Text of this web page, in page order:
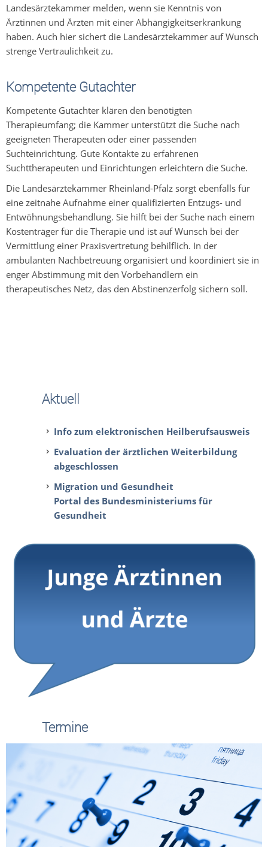
Landesärztekammer melden, wenn sie Kenntnis von
Ärztinnen und Ärzten mit einer Abhängigkeitserkrankung
haben. Auch hier sichert die Landesärztekammer auf Wunsch
strenge Vertraulichkeit zu.
Kompetente Gutachter
Kompetente Gutachter klären den benötigten
Therapieumfang; die Kammer unterstützt die Suche nach
geeigneten Therapeuten oder einer passenden
Suchteinrichtung. Gute Kontakte zu erfahrenen
Suchttherapeuten und Einrichtungen erleichtern die Suche.
Die Landesärztekammer Rheinland-Pfalz sorgt ebenfalls für
eine zeitnahe Aufnahme einer qualifizierten Entzugs- und
Entwöhnungsbehandlung. Sie hilft bei der Suche nach einem
Kostenträger für die Therapie und ist auf Wunsch bei der
Vermittlung einer Praxisvertretung behilflich. In der
ambulanten Nachbetreuung organisiert und koordiniert sie in
enger Abstimmung mit den Vorbehandlern ein
therapeutisches Netz, das den Abstinenzerfolg sichern soll.
Aktuell
Info zum elektronischen Heilberufsausweis
Evaluation der ärztlichen Weiterbildung
abgeschlossen
Migration und Gesundheit
Portal des Bundesministeriums für
Gesundheit
Termine